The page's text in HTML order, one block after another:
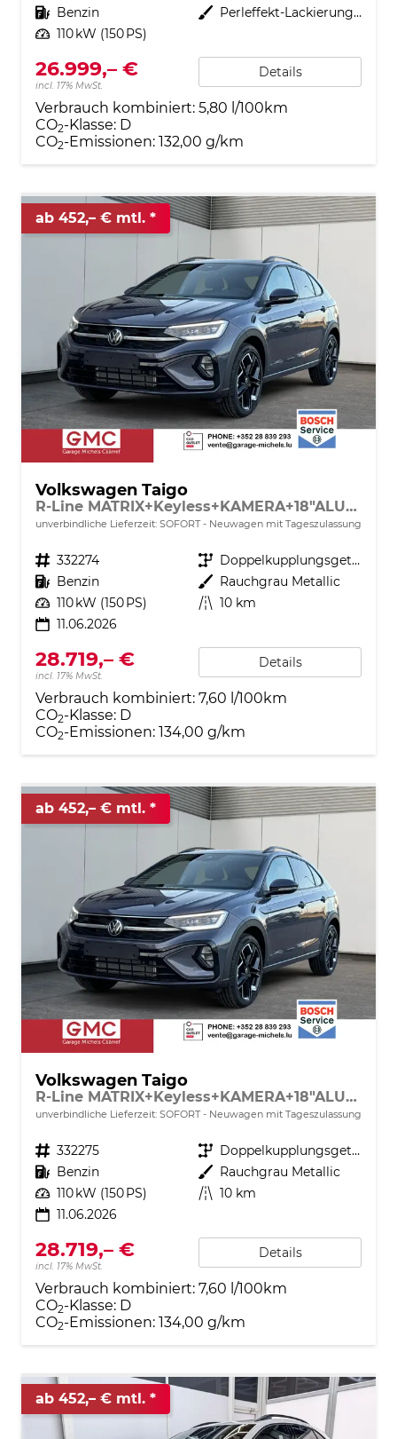
Kraftstoff Benzin Außenfarbe
Perleffekt-Lackierung Deep-Black
Leistung 110 kW (150 PS)
26.999,– €
incl. 17% MwSt.
Details
Verbrauch kombiniert: 5,80 l/100km
CO2-Klasse: D
CO2-Emissionen: 132,00 g/km
ab 452,– € mtl.
Volkswagen Taigo
R-Line MATRIX+Keyless+KAMERA+18"ALU+ACC+SHZ
unverbindliche Lieferzeit: SOFORT Neuwagen mit Tageszulassung
Fahrzeugnr. 332274 Getriebe
Doppelkupplungsgetriebe (DSG)
Kraftstoff Benzin Außenfarbe Rauchgrau Metallic
Leistung 110 kW (150 PS) Kilometerstand 10 km
11.06.2026
28.719,– €
incl. 17% MwSt.
Details
Verbrauch kombiniert: 7,60 l/100km
CO2-Klasse: D
CO2-Emissionen: 134,00 g/km
ab 452,– € mtl.
Volkswagen Taigo
R-Line MATRIX+Keyless+KAMERA+18"ALU+ACC+SHZ
unverbindliche Lieferzeit: SOFORT Neuwagen mit Tageszulassung
Fahrzeugnr. 332275 Getriebe
Doppelkupplungsgetriebe (DSG)
Kraftstoff Benzin Außenfarbe Rauchgrau Metallic
Leistung 110 kW (150 PS) Kilometerstand 10 km
11.06.2026
28.719,– €
incl. 17% MwSt.
Details
Verbrauch kombiniert: 7,60 l/100km
CO2-Klasse: D
CO2-Emissionen: 134,00 g/km
ab 452,– € mtl.